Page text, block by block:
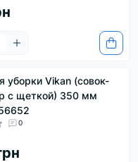
уборки Vikan (совок-
с щеткой) 350 мм
0